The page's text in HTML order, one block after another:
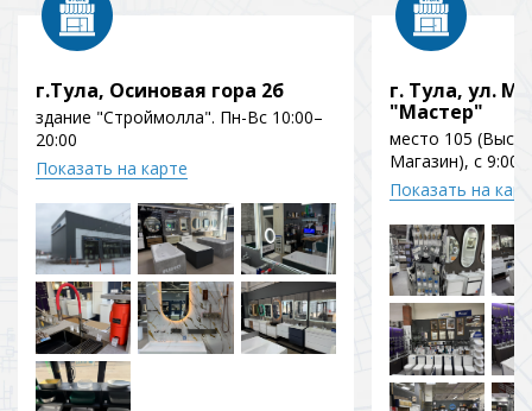
г.Тула, Осиновая гора 2б
здание "Строймолла". Пн-Вс 10:00–
20:00
Показать на карте
г. Тула, ул.
"Мастер"
место 105
Магазин), с 9:00
Показать на